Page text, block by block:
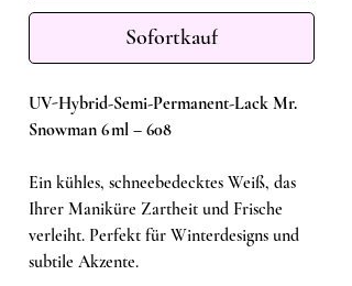
Sofortkauf
UV-Hybrid-Semi-Permanent-Lack Mr.
Snowman 6 ml – 608
Ein kühles, schneebedecktes Weiß, das
Ihrer Maniküre Zartheit und Frische
verleiht. Perfekt für Winterdesigns und
subtile Akzente.